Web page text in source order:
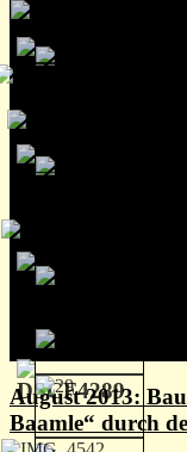
August 2013:
Baamle“ durch